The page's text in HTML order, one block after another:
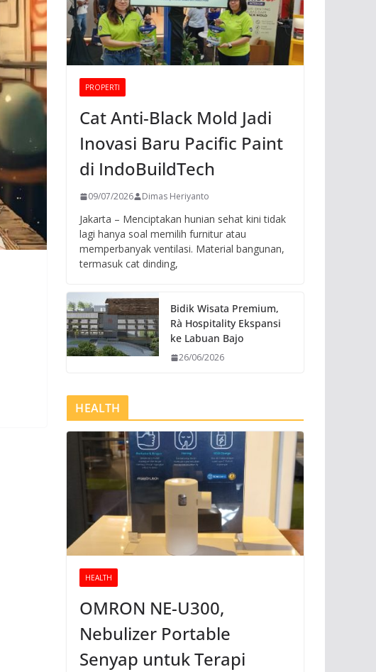
PROPERTI
Cat Anti-Black Mold Jadi
Inovasi Baru Pacific Paint
di IndoBuildTech
09/07/2026 Dimas Heriyanto
Jakarta – Menciptakan hunian sehat kini tidak
lagi hanya soal memilih furnitur atau
memperbanyak ventilasi. Material bangunan,
termasuk cat dinding,
Bidik Wisata Premium,
Rà Hospitality Ekspansi
ke Labuan Bajo
26/06/2026
HEALTH
HEALTH
OMRON NE-U300,
Nebulizer Portable
Senyap untuk Terapi